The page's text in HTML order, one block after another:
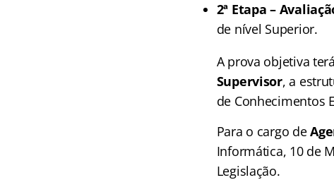
2ª Etapa –
de nível Superior.
A prova objetiva terá
Supervisor, a
de Conhecimentos
Para o cargo de
Informática, 10 de
Legislação.